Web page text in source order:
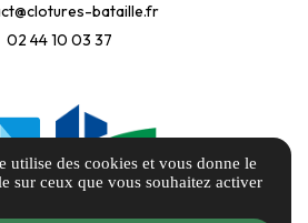
bataille.fr
02 44 10 03 37
utilise des cookies et vous donne le
sur ceux que vous souhaitez activer